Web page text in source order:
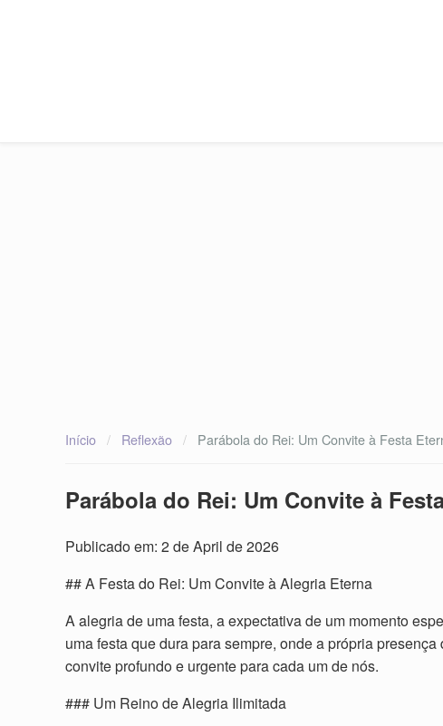
Início / Reflexão / Parábola do Rei: Um Convite à Festa
Parábola do Rei: Um Convite à
Publicado em: 2 de April de 2026
## A Festa do Rei: Um Convite à Alegria Eterna
A alegria de uma festa, a expectativa de um momento
uma festa que dura para sempre, onde a própria
convite profundo e urgente para cada um de nós.
### Um Reino de Alegria Ilimitada